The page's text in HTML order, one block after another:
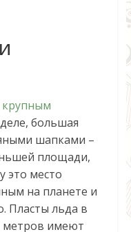
крупным
большая
шапками –
площади,
это место
на планете и
Пласты льда в
метров имеют